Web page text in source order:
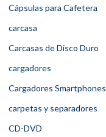
Cápsulas para Cafetera
carcasa
Carcasas de Disco Duro
cargadores
Cargadores Smartphones
carpetas y separadores
CD-DVD